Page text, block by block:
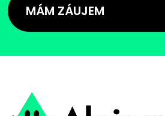
MÁM ZÁUJEM